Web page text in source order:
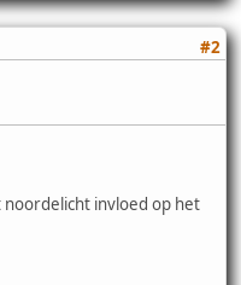
#2
invloed op het